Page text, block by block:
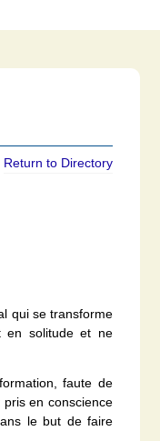
Return to Directory
qui se transforme
en solitude et ne
faute de
en conscience
le but de faire